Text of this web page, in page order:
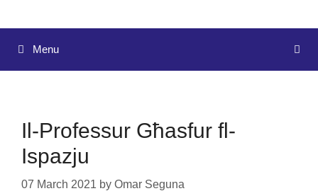
Menu
Il-Professur Għasfur fl-
Ispazju
07 March 2021 by Omar Seguna